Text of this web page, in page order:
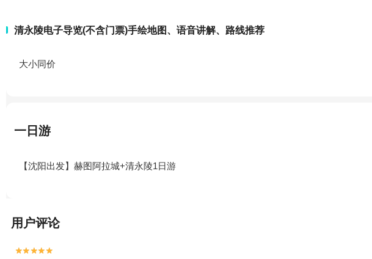
清永陵电子导览(不含门票)手绘地图、语音讲解、路线推荐
大小同价
一日游
【沈阳出发】赫图阿拉城+清永陵1日游
用户评论

